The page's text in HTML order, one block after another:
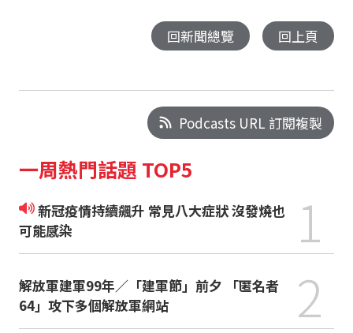
回新聞總覽 回上頁
Podcasts URL 訂閱複製
一周熱門話題 TOP5
新冠疫情持續飆升 常見八大症狀 沒發燒也
可能感染
1
解放軍建軍99年／「建軍節」前夕 「匿名者
64」攻下多個解放軍網站
2